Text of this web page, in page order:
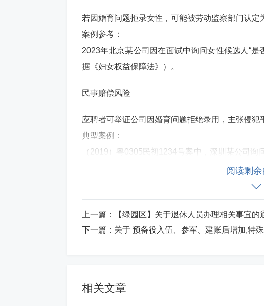
若因婚育问题拒录女性，可能被劳动监察部门认定
案例参考：
2023年北京某公司因在面试中询问女性候选人“
据《妇女权益保障法》）。
民事赔偿风险
应聘者可举证公司因婚育问题拒绝录用，主张侵犯
典型案例：
（2019）粤0305民初1234号案中，深圳某公司询
招聘中的婚育歧视易引发负面舆情，损害企业形象
（一）禁止直接询问婚育计划
阅读剩
上一篇：
【绿园区】关于退休人员办理相关事宜的
下一篇： 关于 预备役入伍、参军、建账后增加,特殊经历开始时间应
相关文章